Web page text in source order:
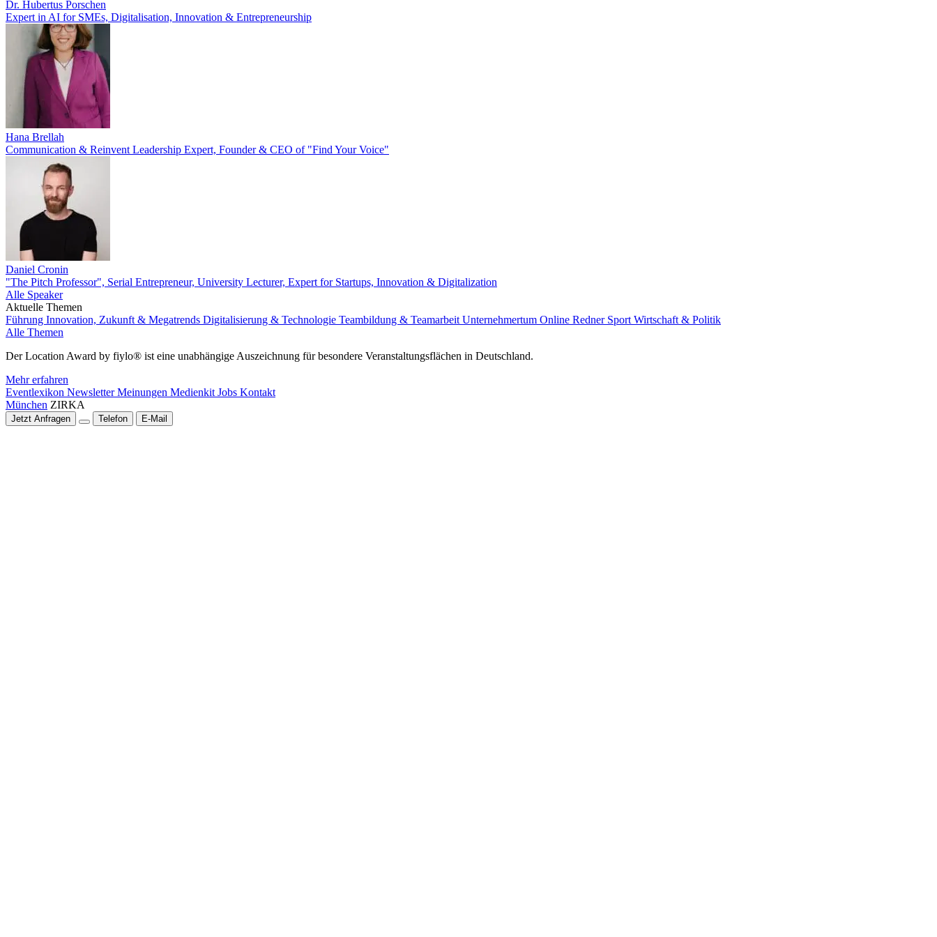
Dr. Hubertus Porschen
Expert in AI for SMEs, Digitalisation, Innovation & Entrepreneurship
Hana Brellah
Communication & Reinvent Leadership Expert, Founder & CEO of "Find Your Voice"
Daniel Cronin
"The Pitch Professor", Serial Entrepreneur, University Lecturer, Expert for Startups, Innovation & Digitalization
Alle Speaker
Aktuelle Themen
Führung Innovation, Zukunft & Megatrends Digitalisierung & Technologie Teambildung & Teamarbeit Unternehmertum Online Redner Sport Wirtschaft & Politik
Alle Themen
Der Location Award by fiylo® ist eine unabhängige Auszeichnung für besondere Veranstaltungsflächen in Deutschland.
Mehr erfahren
Eventlexikon NewsletterMeinungen Medienkit Jobs Kontakt
München ZIRKA
Jetzt Anfragen Telefon E-Mail